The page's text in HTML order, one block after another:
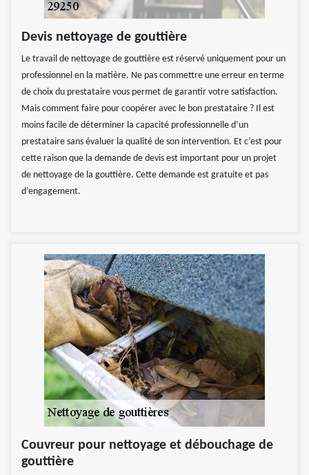
Devis nettoyage de gouttière
Le travail de nettoyage de gouttière est réservé uniquement pour un
professionnel en la matière. Ne pas commettre une erreur en terme
de choix du prestataire vous permet de garantir votre satisfaction.
Mais comment faire pour coopérer avec le bon prestataire ? Il est
moins facile de déterminer la capacité professionnelle d’un
prestataire sans évaluer la qualité de son intervention. Et c’est pour
cette raison que la demande de devis est important pour un projet
de nettoyage de la gouttière. Cette demande est gratuite et pas
d’engagement.
Couvreur pour nettoyage et débouchage de
gouttière